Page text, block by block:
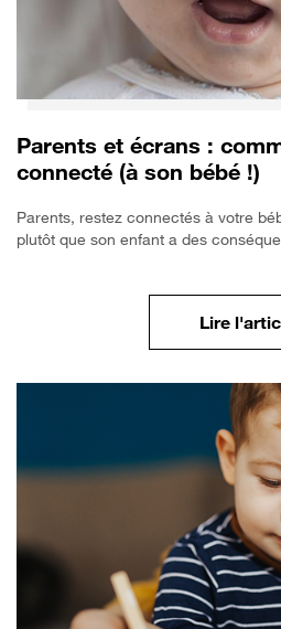
Parents et écrans :
connecté (à son bébé !)
Parents, restez connectés à votre
plutôt que son enfant a des
Lire